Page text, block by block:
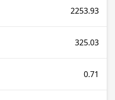
2253.93
325.03
0.71